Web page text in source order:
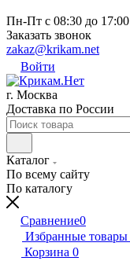
Пн-Пт с 08:30 до 17:00
Заказать звонок
zakaz@krikam.net
Войти
г. Москва
Доставка по России
Каталог
По всему сайту
По каталогу
Сравнение0
Избранные товары
Корзина 0